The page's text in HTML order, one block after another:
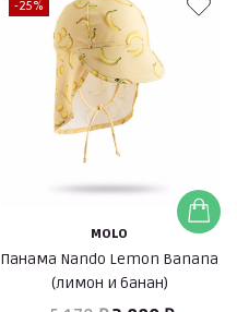
-25%
MOLO
Панама Nando Lemon Banana
(лимон и банан)